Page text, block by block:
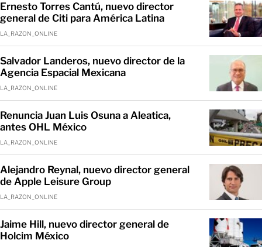
Ernesto Torres Cantú, nuevo director
general de Citi para América Latina
LA_RAZON_ONLINE
Salvador Landeros, nuevo director de la
Agencia Espacial Mexicana
LA_RAZON_ONLINE
Renuncia Juan Luis Osuna a Aleatica,
antes OHL México
LA_RAZON_ONLINE
Alejandro Reynal, nuevo director general
de Apple Leisure Group
LA_RAZON_ONLINE
Jaime Hill, nuevo director general de
Holcim México